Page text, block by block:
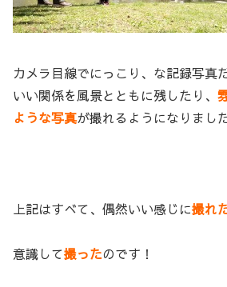
カメラ目線でにっこり、な記録写真
いい関係を風景とともに残したり、
ような写真が撮れるようになりました
上記はすべて、偶然いい感じに撮れ
意識して撮ったのです！